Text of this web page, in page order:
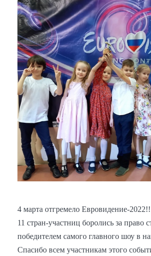
4 марта отгремело Евровидение-2022!!
11 стран-участниц боролись за право
победителем самого главного шоу в
Спасибо всем участникам этого